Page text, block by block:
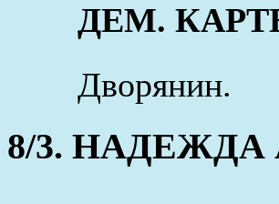
ДЕМ.
Дворянин.
8/3.